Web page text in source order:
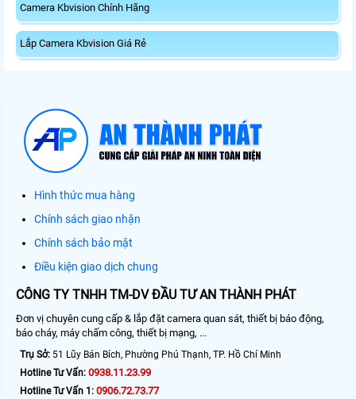
Camera Kbvision Chính Hãng
Lắp Camera Kbvision Giá Rẻ
Hình thức mua hàng
Chính sách giao nhận
Chính sách bảo mật
Điều kiện giao dịch chung
CÔNG TY TNHH TM-DV ĐẦU TƯ AN THÀNH PHÁT
Đơn vị chuyên cung cấp & lắp đặt camera quan sát, thiết bị báo động,
báo cháy, máy chấm công, thiết bị mạng, ...
Trụ Sở: 51 Lũy Bán Bích, Phường Phú Thạnh, TP. Hồ Chí Minh
Hotline Tư Vấn: 0938.11.23.99
Hotline Tư Vấn 1: 0906.72.73.77